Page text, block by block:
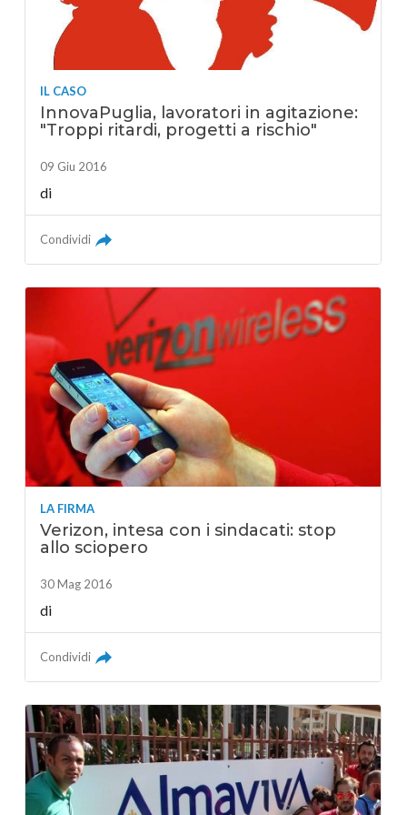
IL CASO
InnovaPuglia, lavoratori in agitazione:
"Troppi ritardi, progetti a rischio"
09 Giu 2016
di
Condividi
LA FIRMA
Verizon, intesa con i sindacati: stop
allo sciopero
30 Mag 2016
di
Condividi